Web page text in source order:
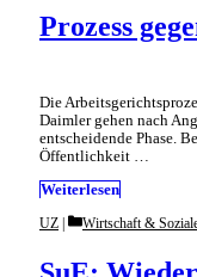
Prozess
Die
Daimler gehen nach
entscheidende Phase.
Öffentlichkeit …
Weiterlesen
UZ Categories
Wirtschaft &